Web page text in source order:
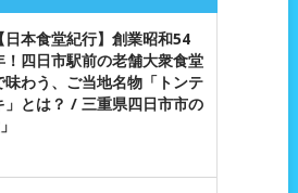
日本食堂紀行】創業昭和54
！四日市駅前の老舗大衆食堂
味わう、ご当地名物「トンテ
」とは？ / 三重県四日市市の